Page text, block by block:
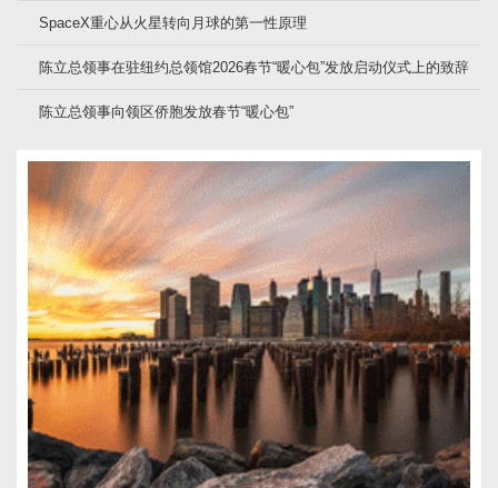
SpaceX重心从火星转向月球的第一性原理
陈立总领事在驻纽约总领馆2026春节“暖心包”发放启动仪式上的致辞
陈立总领事向领区侨胞发放春节“暖心包”